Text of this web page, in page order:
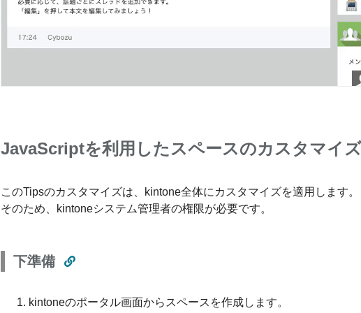
JavaScriptを利用したスペースのカスタマイ
このTipsのカスタマイズは、kintone全体にカスタマイズを適用します。
そのため、kintoneシステム管理者の権限が必要です。
下準備
kintoneのポータル画面からスペースを作成します。